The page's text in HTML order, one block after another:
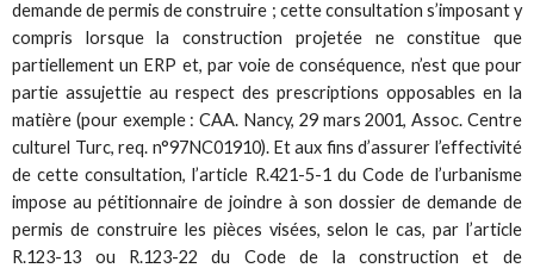
demande de permis de construire ; cette consultation s’imposant y
compris lorsque la construction projetée ne constitue que
partiellement un ERP et, par voie de conséquence, n’est que pour
partie assujettie au respect des prescriptions opposables en la
matière (pour exemple : CAA. Nancy, 29 mars 2001, Assoc. Centre
culturel Turc, req. n°97NC01910). Et aux fins d’assurer l’effectivité
de cette consultation, l’article R.421-5-1 du Code de l’urbanisme
impose au pétitionnaire de joindre à son dossier de demande de
permis de construire les pièces visées, selon le cas, par l’article
R.123-13 ou R.123-22 du Code de la construction et de